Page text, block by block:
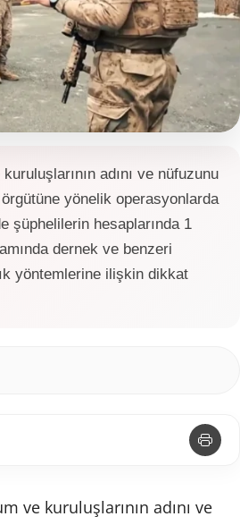
adını ve nüfuzunu
yönelik operasyonlarda
şüphelilerin hesaplarında 1
dernek ve benzeri
yöntemlerine ilişkin dikkat
ve kuruluşlarının adını ve